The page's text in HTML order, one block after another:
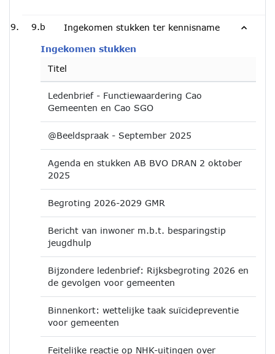
9.b Ingekomen stukken ter kennisname
Ingekomen stukken
Titel
Ledenbrief - Functiewaardering Cao
Gemeenten en Cao SGO
@Beeldspraak - September 2025
Agenda en stukken AB BVO DRAN 2 oktober
2025
Begroting 2026-2029 GMR
Bericht van inwoner m.b.t. besparingstip
jeugdhulp
Bijzondere ledenbrief: Rijksbegroting 2026 en
de gevolgen voor gemeenten
Binnenkort: wettelijke taak suïcidepreventie
voor gemeenten
Feitelijke reactie op NHK-uitingen over